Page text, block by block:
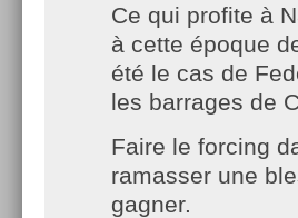
Ce qui profite à
à cette époque
été le cas de
les barrages de
Faire le forcing
ramasser une
gagner.